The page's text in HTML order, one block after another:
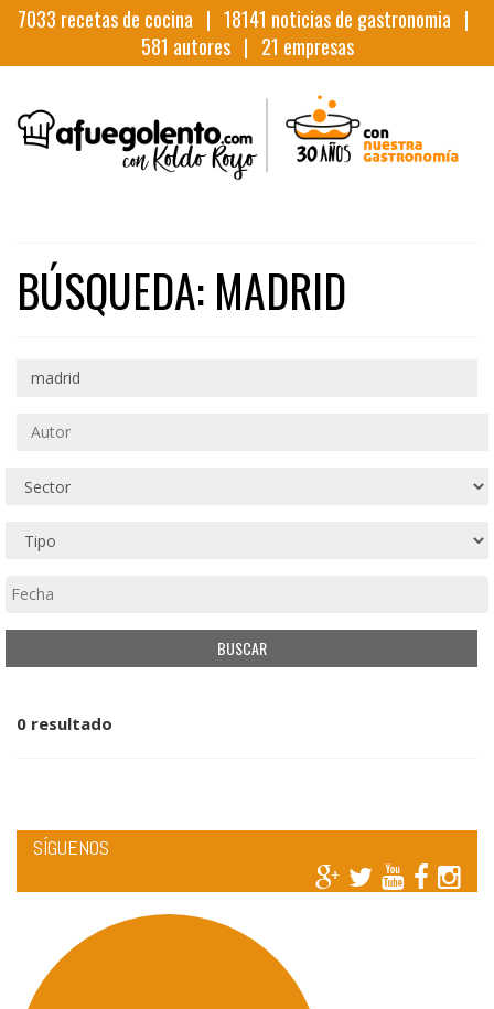
7033 recetas de cocina | 18141 noticias de gastronomia |
581 autores | 21 empresas
BÚSQUEDA: MADRID
0 resultado
SÍGUENOS